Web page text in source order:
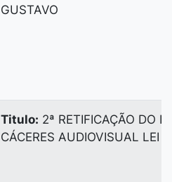
GUSTAVO
Titulo: 2ª RETIFICAÇÃO DO
CÁCERES AUDIOVISUAL LEI